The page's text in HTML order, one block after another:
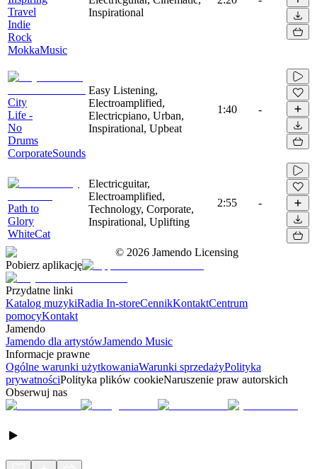
Travel
Indie
Rock
MokkaMusic
Inspirational
City
Life -
No
Drums
CorporateSounds
Easy Listening,
Electroamplified,
Electricpiano, Urban,
Inspirational, Upbeat
1:40 -
Path to
Glory
WhiteCat
Electricguitar,
Electroamplified,
Technology, Corporate,
Inspirational, Uplifting
2:55 -
© 2026 Jamendo Licensing
Pobierz aplikację
Przydatne linki
Katalog muzykiRadia In-storeCennikKontaktCentrum
pomocyKontakt
Jamendo
Jamendo dla artystówJamendo Music
Informacje prawne
Ogólne warunki użytkowaniaWarunki sprzedażyPolityka
prywatnościPolityka plików cookieNaruszenie praw autorskich
Obserwuj nas